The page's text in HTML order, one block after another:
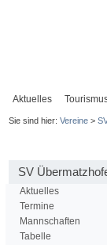
Aktuelles
Sie sind hier: Vereine>
SV
Aktuelles
Termine
Mannschaften
Tabelle